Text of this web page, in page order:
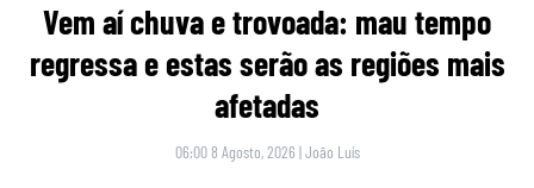
Vem aí chuva e trovoada: mau tempo
regressa e estas serão as regiões mais
afetadas
06:00 8 Agosto, 2026 |João Luís